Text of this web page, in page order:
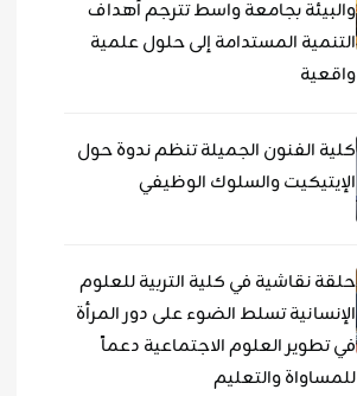
والبيئة بجامعة واسط تترجم أهداف
التنمية المستدامة إلى حلول علمية
واقعية
كلية الفنون الجميلة تنظم ندوة حول
الإيتيكيت والسلوك الوظيفي
حلقة نقاشية في كلية التربية للعلوم
الإنسانية تسلط الضوء على دور المرأة
في تطوير العلوم الاجتماعية دعماً
للمساواة والتعليم